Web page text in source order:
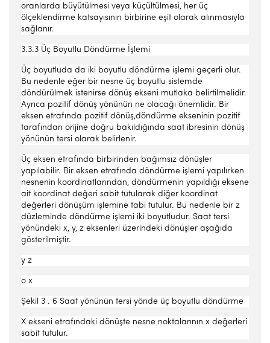
oranlarda büyütülmesi veya küçültülmesi, her üç
ölçeklendirme katsayısının birbirine eşit olarak alınmasıyla
sağlanır.
3.3.3 Üç Boyutlu Döndürme İşlemi
Üç boyutluda da iki boyutlu döndürme işlemi geçerli olur.
Bu nedenle eğer bir nesne üç boyutlu sistemde
döndürülmek istenirse dönüş ekseni mutlaka belirtilmelidir.
Ayrıca pozitif dönüş yönünün ne olacağı önemlidir. Bir
eksen etrafında pozitif dönüş,döndürme ekseninin pozitif
tarafından orijine doğru bakıldığında saat ibresinin dönüş
yönünün tersi olarak belirlenir.
Üç eksen etrafında birbirinden bağımsız dönüşler
yapılabilir. Bir eksen etrafında döndürme işlemi yapılırken
nesnenin koordinatlarından, döndürmenin yapıldığı eksene
ait koordinat değeri sabit tutularak diğer koordinat
değerleri dönüşüm işlemine tabi tutulur. Bu nedenle bir z
düzleminde döndürme işlemi iki boyutludur. Saat tersi
yönündeki x, y, z eksenleri üzerindeki dönüşler aşağıda
gösterilmiştir.
y z
o x
Şekil 3 . 6 Saat yönünün tersi yönde üç boyutlu döndürme
X ekseni etrafındaki dönüşte nesne noktalarının x değerleri
sabit tutulur.